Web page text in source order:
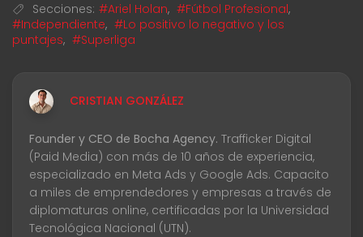
Secciones: #Ariel Holan, #Fútbol Profesional,
#Independiente, #Lo positivo lo negativo y los
puntajes, #Superliga
CRISTIAN GONZÁLEZ
Founder y CEO de Bocha Agency. Trafficker Digital
(Paid Media) con más de 10 años de experiencia,
especializado en Meta Ads y Google Ads. Capacito
a miles de emprendedores y empresas a través de
diplomaturas online, certificadas por la Universidad
Tecnológica Nacional (UTN).